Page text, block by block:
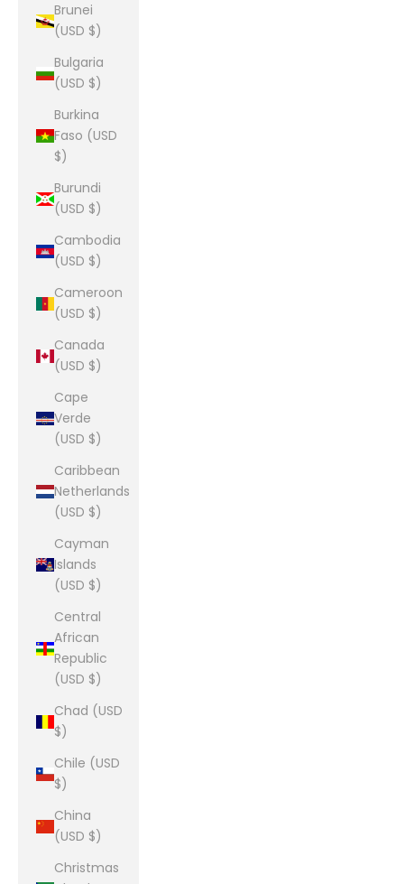
Brunei
(USD $)
Bulgaria
(USD $)
Burkina
Faso (USD
$)
Burundi
(USD $)
Cambodia
(USD $)
Cameroon
(USD $)
Canada
(USD $)
Cape
Verde
(USD $)
Caribbean
Netherlands
(USD $)
Cayman
Islands
(USD $)
Central
African
Republic
(USD $)
Chad (USD
$)
Chile (USD
$)
China
(USD $)
Christmas